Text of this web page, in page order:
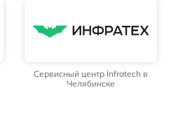
Сервисный центр Infratech в
Челябинске